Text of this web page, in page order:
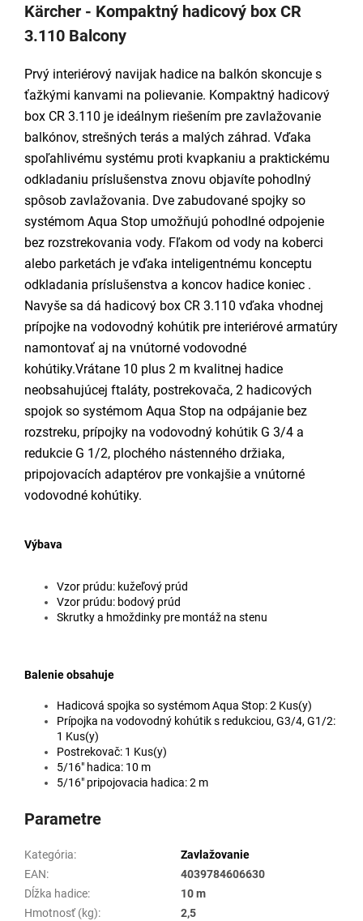
Kärcher - Kompaktný hadicový box CR
3.110 Balcony
Prvý interiérový navijak hadice na balkón skoncuje s
ťažkými kanvami na polievanie. Kompaktný hadicový
box CR 3.110 je ideálnym riešením pre zavlažovanie
balkónov, strešných terás a malých záhrad. Vďaka
spoľahlivému systému proti kvapkaniu a praktickému
odkladaniu príslušenstva znovu objavíte pohodlný
spôsob zavlažovania. Dve zabudované spojky so
systémom Aqua Stop umožňujú pohodlné odpojenie
bez rozstrekovania vody. Fľakom od vody na koberci
alebo parketách je vďaka inteligentnému konceptu
odkladania príslušenstva a koncov hadice koniec .
Navyše sa dá hadicový box CR 3.110 vďaka vhodnej
prípojke na vodovodný kohútik pre interiérové armatúry
namontovať aj na vnútorné vodovodné
kohútiky.Vrátane 10 plus 2 m kvalitnej hadice
neobsahujúcej ftaláty, postrekovača, 2 hadicových
spojok so systémom Aqua Stop na odpájanie bez
rozstreku, prípojky na vodovodný kohútik G 3/4 a
redukcie G 1/2, plochého nástenného držiaka,
pripojovacích adaptérov pre vonkajšie a vnútorné
vodovodné kohútiky.
Výbava
Vzor prúdu: kužeľový prúd
Vzor prúdu: bodový prúd
Skrutky a hmoždinky pre montáž na stenu
Balenie obsahuje
Hadicová spojka so systémom Aqua Stop: 2 Kus(y)
Prípojka na vodovodný kohútik s redukciou, G3/4, G1/2:
1 Kus(y)
Postrekovač: 1 Kus(y)
5/16" hadica: 10 m
5/16" pripojovacia hadica: 2 m
Parametre
Kategória:
Zavlažovanie
EAN:
4039784606630
Dĺžka hadice:
10 m
Hmotnosť (kg):
2,5